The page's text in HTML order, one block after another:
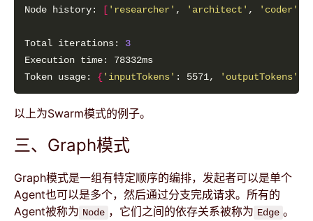
Node history:
[ 'researcher' , 'architect' , 'coder'
Total iterations: 3
Token usage: {'inputTokens' : 5571, 'outputTokens'
以上为Swarm模式的例子。
三、Graph模式
Graph模式是一组有特定顺序的编排，发起者可以是单个
Agent也可以是多个，然后通过分支完成请求。所有的
Agent被称为 Node ，它们之间的依存关系被称为 Edge 。